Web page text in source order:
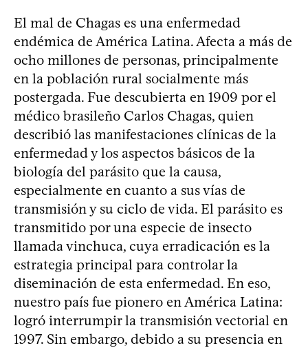
El mal de Chagas es una enfermedad
endémica de América Latina. Afecta a más de
ocho millones de personas, principalmente
en la población rural socialmente más
postergada. Fue descubierta en 1909 por el
médico brasileño Carlos Chagas, quien
describió las manifestaciones clínicas de la
enfermedad y los aspectos básicos de la
biología del parásito que la causa,
especialmente en cuanto a sus vías de
transmisión y su ciclo de vida. El parásito es
transmitido por una especie de insecto
llamada vinchuca, cuya erradicación es la
estrategia principal para controlar la
diseminación de esta enfermedad. En eso,
nuestro país fue pionero en América Latina:
logró interrumpir la transmisión vectorial en
1997. Sin embargo, debido a su presencia en